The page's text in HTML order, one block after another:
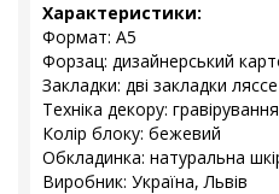
Характеристики:
Формат: А5
Форзац: дизайнерський
Закладки: дві закладки ляссе
Техніка декору: гравірування
Колір блоку: бежевий
Обкладинка: натуральна
Виробник: Україна, Львів